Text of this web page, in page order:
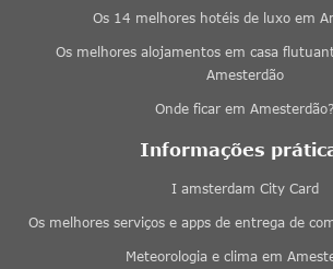
Os 14 melhores hotéis de luxo em
Os melhores alojamentos em casa
Amesterdão
Onde ficar em Amesterdão?
Informações
I amsterdam City Card
Os melhores serviços e apps de entrega de
Meteorologia e clima em